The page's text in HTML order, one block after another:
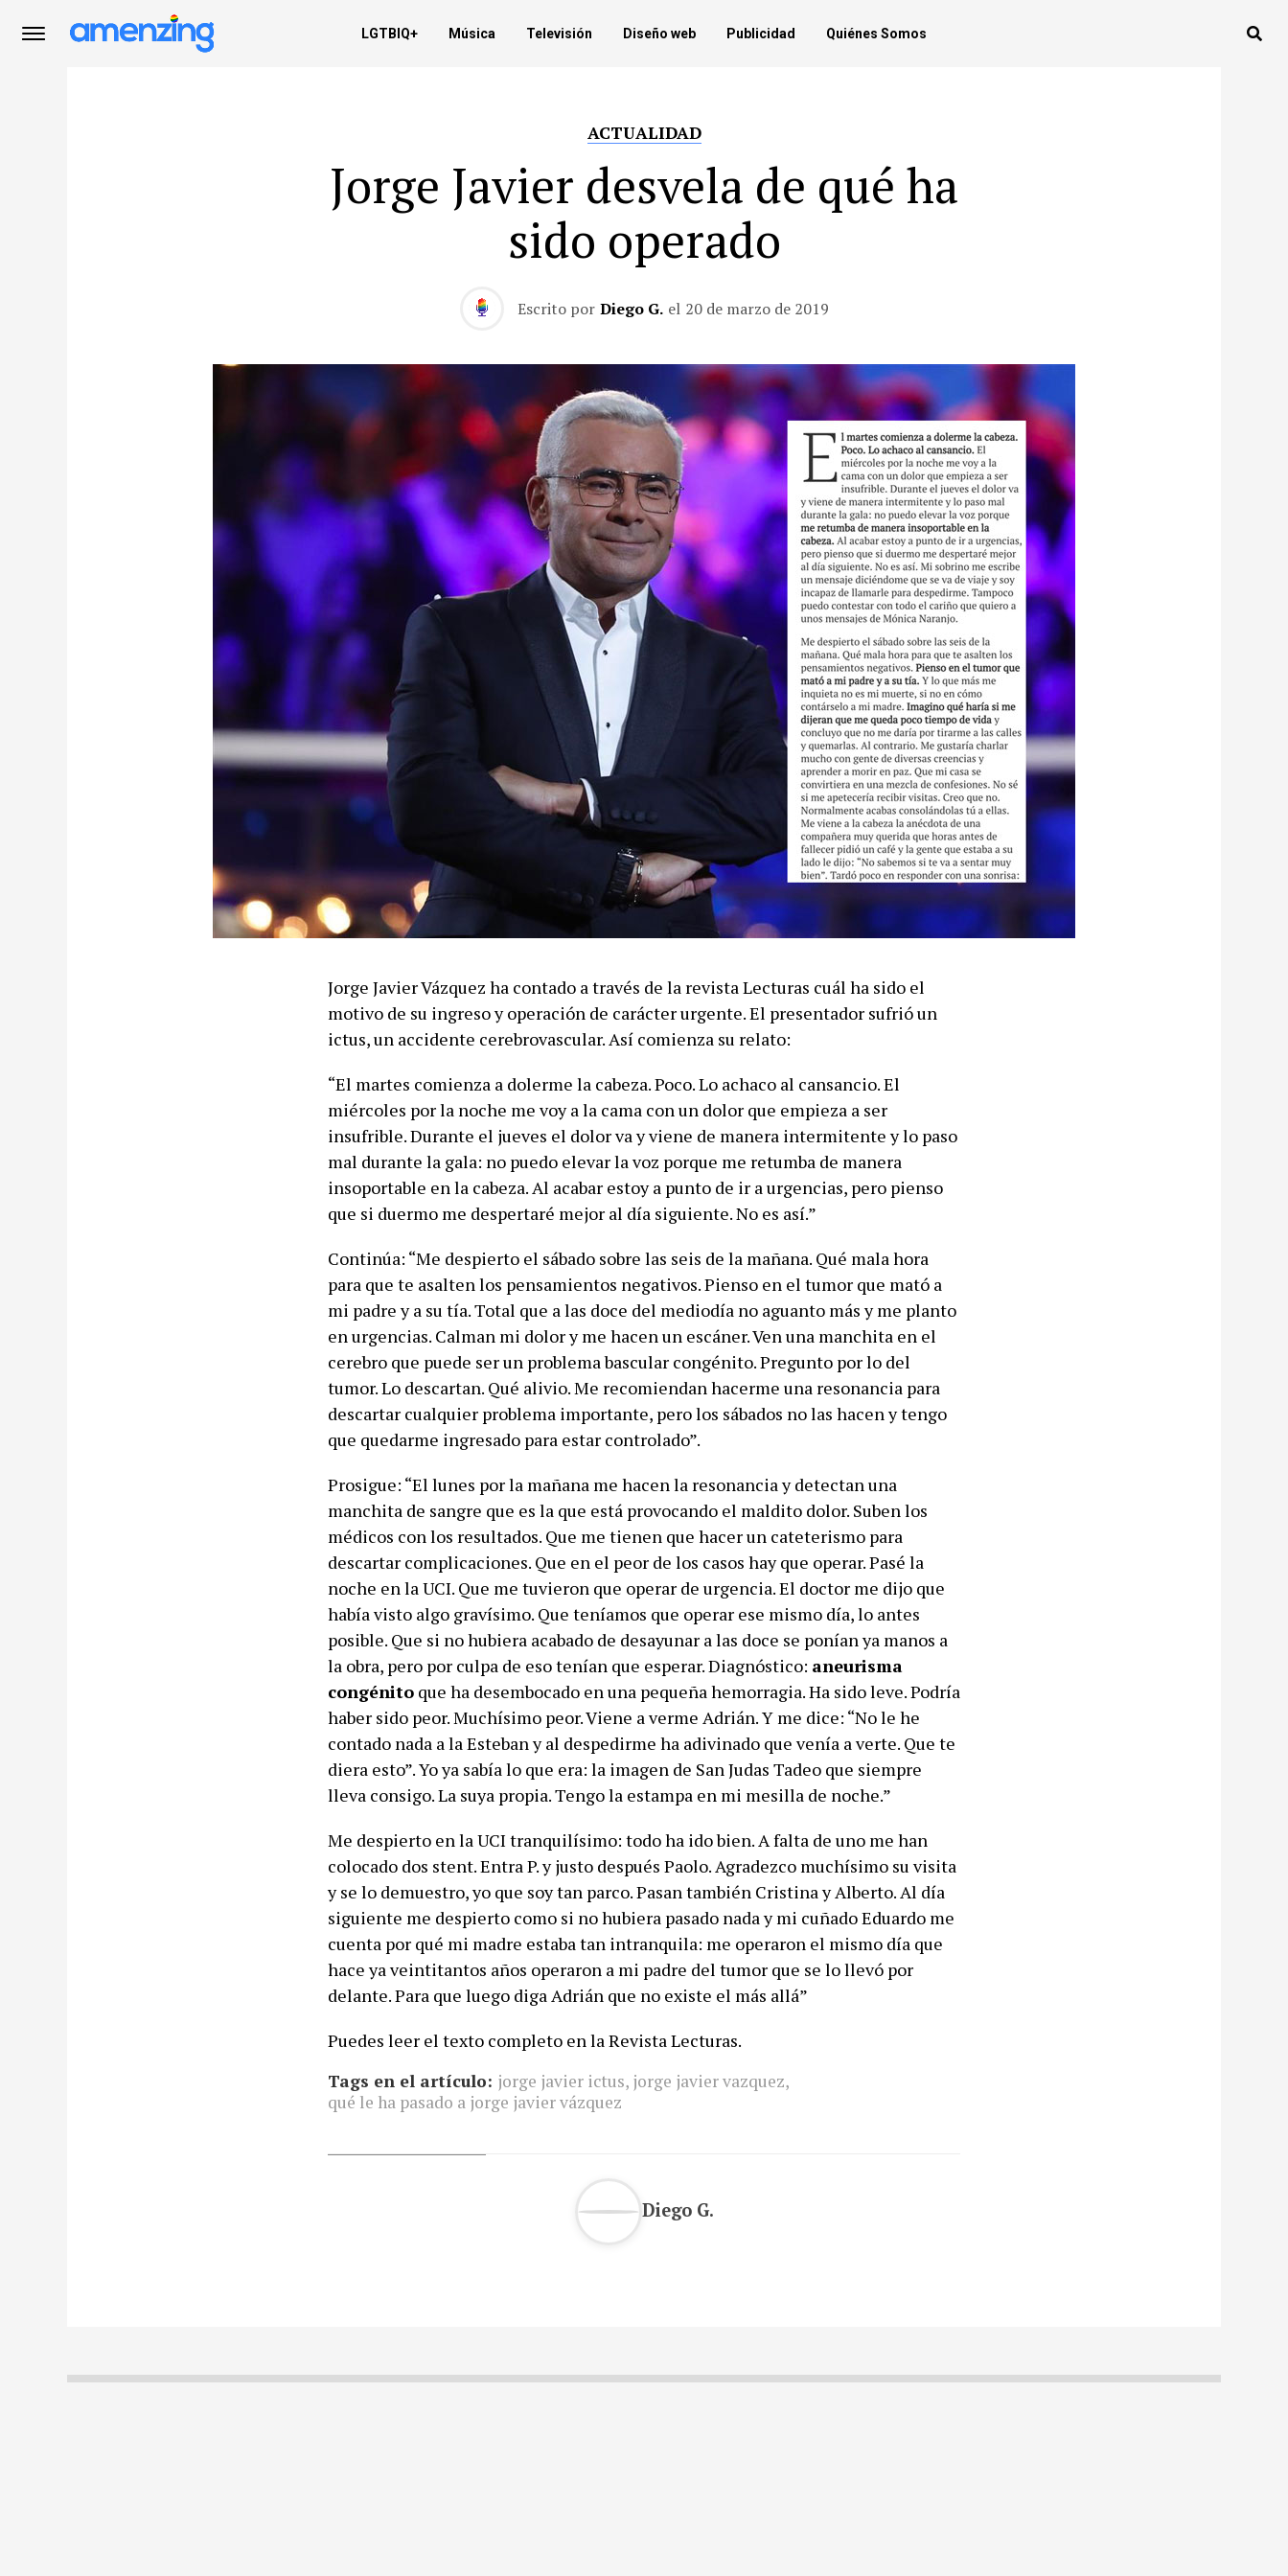
LGTBIQ+ Música Televisión Diseño web Publicidad Quiénes Somos
ACTUALIDAD
Jorge Javier desvela de qué ha
sido operado
Escrito por Diego G. el 20 de marzo de 2019
Jorge Javier Vázquez ha contado a través de la revista Lecturas cuál ha sido el
motivo de su ingreso y operación de carácter urgente. El presentador sufrió un
ictus, un accidente cerebrovascular. Así comienza su relato:
“El martes comienza a dolerme la cabeza. Poco. Lo achaco al cansancio. El
miércoles por la noche me voy a la cama con un dolor que empieza a ser
insufrible. Durante el jueves el dolor va y viene de manera intermitente y lo paso
mal durante la gala: no puedo elevar la voz porque me retumba de manera
insoportable en la cabeza. Al acabar estoy a punto de ir a urgencias, pero pienso
que si duermo me despertaré mejor al día siguiente. No es así.”
Continúa: “Me despierto el sábado sobre las seis de la mañana. Qué mala hora
para que te asalten los pensamientos negativos. Pienso en el tumor que mató a
mi padre y a su tía. Total que a las doce del mediodía no aguanto más y me planto
en urgencias. Calman mi dolor y me hacen un escáner. Ven una manchita en el
cerebro que puede ser un problema bascular congénito. Pregunto por lo del
tumor. Lo descartan. Qué alivio. Me recomiendan hacerme una resonancia para
descartar cualquier problema importante, pero los sábados no las hacen y tengo
que quedarme ingresado para estar controlado”.
Prosigue: “El lunes por la mañana me hacen la resonancia y detectan una
manchita de sangre que es la que está provocando el maldito dolor. Suben los
médicos con los resultados. Que me tienen que hacer un cateterismo para
descartar complicaciones. Que en el peor de los casos hay que operar. Pasé la
noche en la UCI. Que me tuvieron que operar de urgencia. El doctor me dijo que
había visto algo gravísimo. Que teníamos que operar ese mismo día, lo antes
posible. Que si no hubiera acabado de desayunar a las doce se ponían ya manos a
la obra, pero por culpa de eso tenían que esperar. Diagnóstico: aneurisma
congénito que ha desembocado en una pequeña hemorragia. Ha sido leve. Podría
haber sido peor. Muchísimo peor. Viene a verme Adrián. Y me dice: “No le he
contado nada a la Esteban y al despedirme ha adivinado que venía a verte. Que te
diera esto”. Yo ya sabía lo que era: la imagen de San Judas Tadeo que siempre
lleva consigo. La suya propia. Tengo la estampa en mi mesilla de noche.”
Me despierto en la UCI tranquilísimo: todo ha ido bien. A falta de uno me han
colocado dos stent. Entra P. y justo después Paolo. Agradezco muchísimo su visita
y se lo demuestro, yo que soy tan parco. Pasan también Cristina y Alberto. Al día
siguiente me despierto como si no hubiera pasado nada y mi cuñado Eduardo me
cuenta por qué mi madre estaba tan intranquila: me operaron el mismo día que
hace ya veintitantos años operaron a mi padre del tumor que se lo llevó por
delante. Para que luego diga Adrián que no existe el más allá”
Puedes leer el texto completo en la Revista Lecturas.
Tags en el artículo: jorge javier ictus, jorge javier vazquez,
qué le ha pasado a jorge javier vázquez
Diego G.